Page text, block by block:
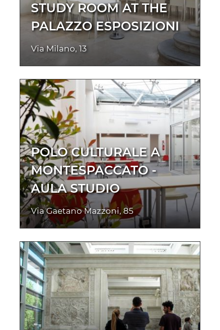
STUDY ROOM AT THE
PALAZZO ESPOSIZIONI
Via Milano, 13
POLO CULTURALE A
MONTESPACCATO -
AULA STUDIO
Via Gaetano Mazzoni, 85